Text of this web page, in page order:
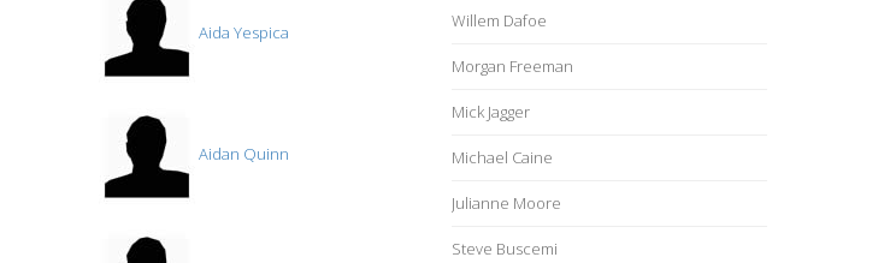
Aida Yespica
Aidan Quinn
Willem Dafoe
Morgan Freeman
Mick Jagger
Michael Caine
Julianne Moore
Steve Buscemi